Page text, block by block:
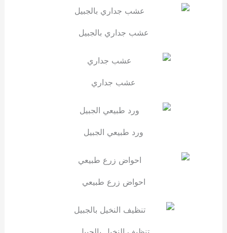
عشب جداري بالجبيل
عشب جداري
ورد طبيعي الجبيل
احواض زرع طبيعي